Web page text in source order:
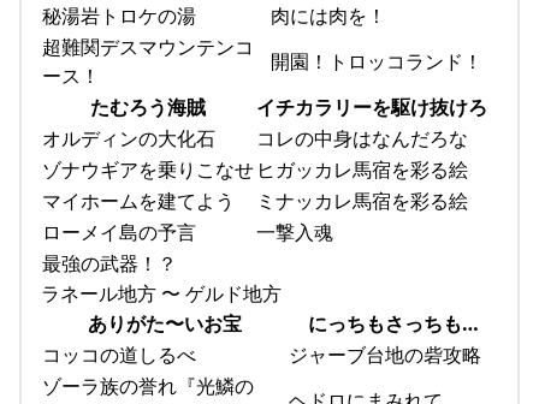
秘湯岩トロケの湯
肉には肉を！
超難関デスマウンテンコ
ース！
開園！トロッコランド！
たむろう海賊
イチカラリーを駆け抜けろ
オルディンの大化石
コレの中身はなんだろな
ゾナウギアを乗りこなせ ヒガッカレ馬宿を彩る絵
マイホームを建てよう
ミナッカレ馬宿を彩る絵
ローメイ島の予言
一撃入魂
最強の武器！？
ラネール地方 〜 ゲルド地方
ありがた〜いお宝
にっちもさっちも…
コッコの道しるべ
ジャーブ台地の砦攻略
ゾーラ族の誉れ『光鱗の